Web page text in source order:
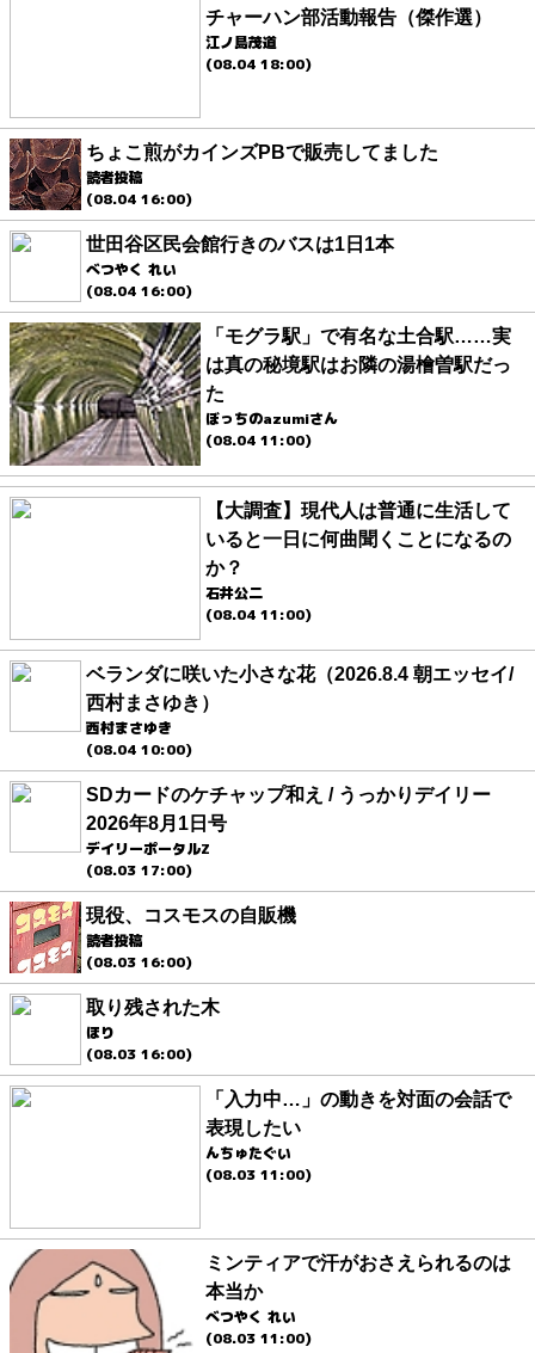
チャーハン部活動報告（傑作選）
江ノ島茂道
(08.04 18:00)
ちょこ煎がカインズPBで販売してました
読者投稿
(08.04 16:00)
世田谷区民会館行きのバスは1日1本
べつやく れい
(08.04 16:00)
「モグラ駅」で有名な土合駅……実
は真の秘境駅はお隣の湯檜曽駅だっ
た
ぼっちのazumiさん
(08.04 11:00)
【大調査】現代人は普通に生活して
いると一日に何曲聞くことになるの
か？
石井公二
(08.04 11:00)
ベランダに咲いた小さな花（2026.8.4 朝エッセイ/
西村まさゆき）
西村まさゆき
(08.04 10:00)
SDカードのケチャップ和え / うっかりデイリー
2026年8月1日号
デイリーポータルZ
(08.03 17:00)
現役、コスモスの自販機
読者投稿
(08.03 16:00)
取り残された木
ほり
(08.03 16:00)
「入力中…」の動きを対面の会話で
表現したい
んちゅたぐい
(08.03 11:00)
ミンティアで汗がおさえられるのは
本当か
べつやく れい
(08.03 11:00)